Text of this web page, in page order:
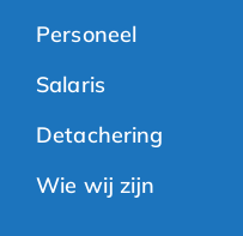
Personeel
Salaris
Detachering
Wie wij zijn